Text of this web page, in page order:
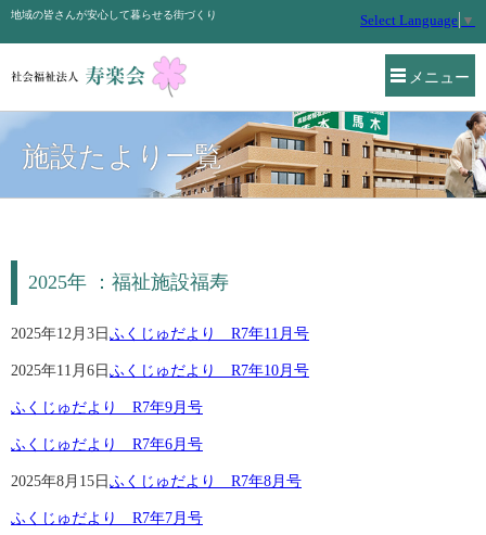
メニュー
地域の皆さんが安心して暮らせる街づくり Select Language ▼
施設たより一覧
2025年 ：福祉施設福寿
2025年12月3日 ふくじゅだより R7年11月号
2025年11月6日 ふくじゅだより R7年10月号
ふくじゅだより R7年9月号
ふくじゅだより R7年6月号
2025年8月15日 ふくじゅだより R7年8月号
ふくじゅだより R7年7月号